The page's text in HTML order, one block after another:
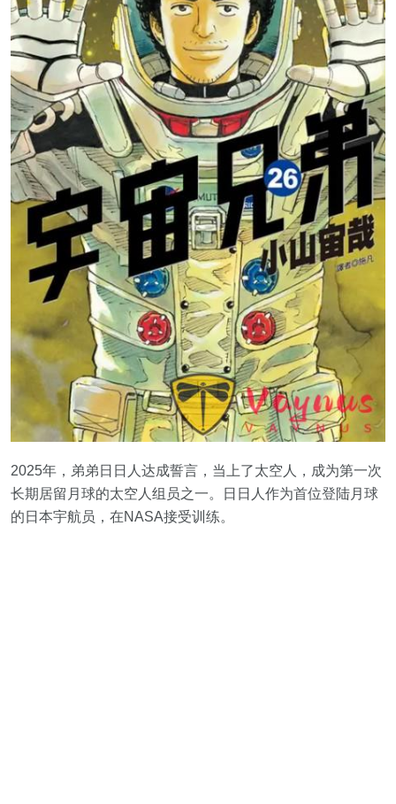
2025年，弟弟日日人达成誓言，当上了太空人，成为第一次
长期居留月球的太空人组员之一。日日人作为首位登陆月球
的日本宇航员，在NASA接受训练。